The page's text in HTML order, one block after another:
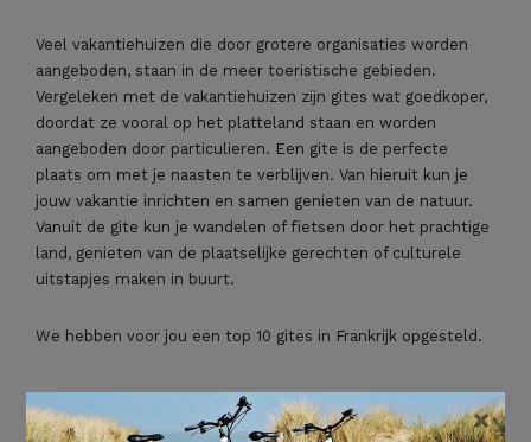
Veel vakantiehuizen die door grotere organisaties worden
aangeboden, staan in de meer toeristische gebieden.
Vergeleken met de vakantiehuizen zijn gites wat goedkoper,
doordat ze vooral op het platteland staan en worden
aangeboden door particulieren. Een gite is de perfecte
plaats om met je naasten te verblijven. Van hieruit kun je
jouw vakantie inrichten en samen genieten van de natuur.
Vanuit de gite kun je wandelen of fietsen door het prachtige
land, genieten van de plaatselijke gerechten of culturele
uitstapjes maken in buurt.
We hebben voor jou een top 10 gites in Frankrijk opgesteld.
Les Blanquies te Acquitaine. Deze gite is geschikt
voor zes personen. Er zijn drie kamers en een
×